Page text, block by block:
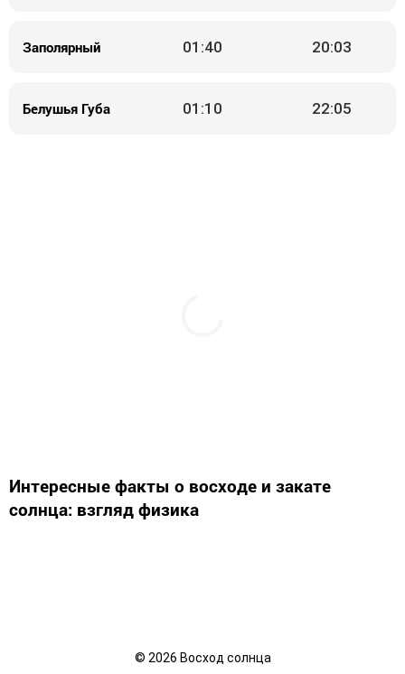
Заполярный 01:40 20:03
Белушья Губа 01:10 22:05
Интересные факты о восходе и закате
солнца: взгляд физика
© 2026 Восход солнца